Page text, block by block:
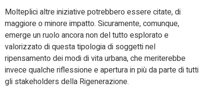
Molteplici altre iniziative potrebbero essere citate, di
maggiore o minore impatto. Sicuramente, comunque,
emerge un ruolo ancora non del tutto esplorato e
valorizzato di questa tipologia di soggetti nel
ripensamento dei modi di vita urbana, che meriterebbe
invece qualche riflessione e apertura in più da parte di tutti
gli stakeholders della Rigenerazione.